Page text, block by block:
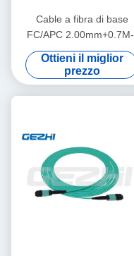
Cable a fibra di base
FC/APC 2.00mm+0.7M--
SC/APC 2.00mm+0.7M
Ottieni il miglior
prezzo